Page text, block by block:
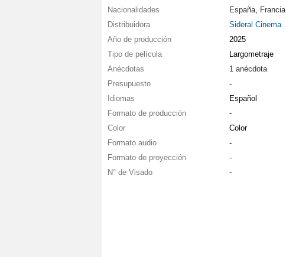
Nacionalidades España, Francia
Distribuidora
Sideral Cinema
Año de producción
2025
Tipo de película
Largometraje
Anécdotas
1 anécdota
Presupuesto
-
Idiomas
Español
Formato de producción
-
Color
Color
Formato audio
-
Formato de proyección
-
N° de Visado
-